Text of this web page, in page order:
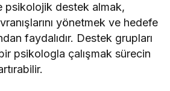
psikolojik destek almak,
yönetmek ve hedefe
faydalıdır. Destek grupları
psikologla çalışmak sürecin